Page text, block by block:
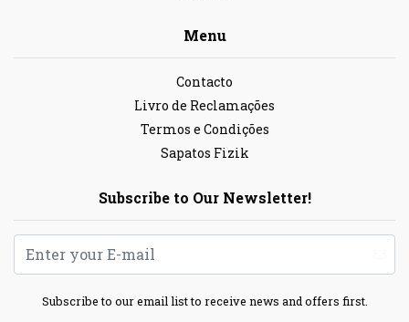
Menu
Contacto
Livro de Reclamações
Termos e Condições
Sapatos Fizik
Subscribe to Our Newsletter!
Subscribe to our email list to receive news and offers first.